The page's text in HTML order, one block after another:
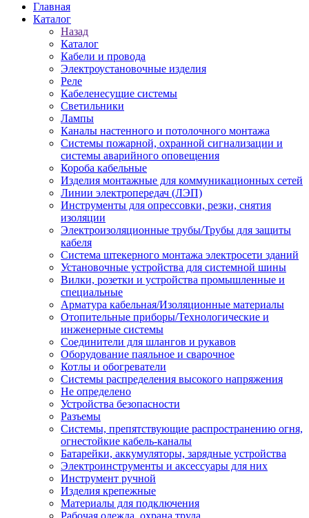
Главная
Каталог
Назад
Каталог
Кабели и провода
Электроустановочные изделия
Реле
Кабеленесущие системы
Светильники
Лампы
Каналы настенного и потолочного монтажа
Системы пожарной, охранной сигнализации и
системы аварийного оповещения
Короба кабельные
Изделия монтажные для коммуникационных сетей
Линии электропередач (ЛЭП)
Инструменты для опрессовки, резки, снятия
изоляции
Электроизоляционные трубы/Трубы для защиты
кабеля
Система штекерного монтажа электросети зданий
Установочные устройства для системной шины
Вилки, розетки и устройства промышленные и
специальные
Арматура кабельная/Изоляционные материалы
Отопительные приборы/Технологические и
инженерные системы
Соединители для шлангов и рукавов
Оборудование паяльное и сварочное
Котлы и обогреватели
Системы распределения высокого напряжения
Не определено
Устройства безопасности
Разъемы
Системы, препятствующие распространению огня,
огнестойкие кабель-каналы
Батарейки, аккумуляторы, зарядные устройства
Электроинструменты и аксессуары для них
Инструмент ручной
Изделия крепежные
Материалы для подключения
Рабочая одежда, охрана труда